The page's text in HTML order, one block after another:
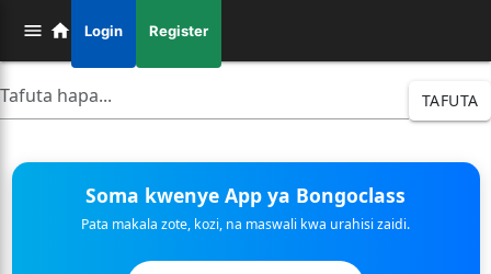
Login Register
TAFUTA
Soma kwenye App ya Bongoclass
Pata makala zote, kozi, na maswali kwa urahisi zaidi.